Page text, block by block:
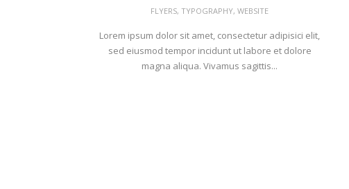
FLYERS, TYPOGRAPHY, WEBSITE
Lorem ipsum dolor sit amet, consectetur adipisici elit,
sed eiusmod tempor incidunt ut labore et dolore
magna aliqua. Vivamus sagittis...